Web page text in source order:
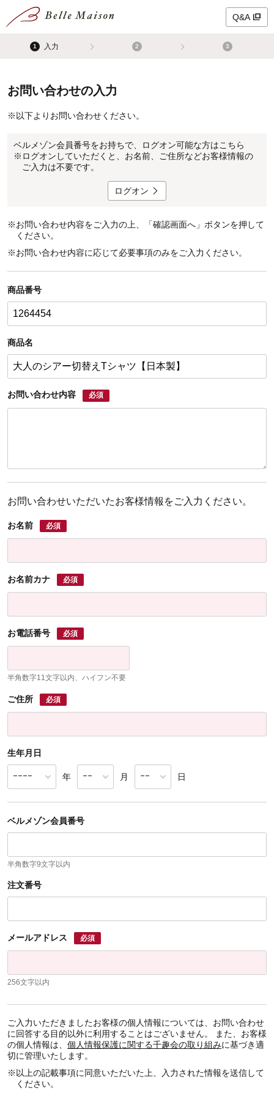
Q&A
1 入力 2 3
お問い合わせの入力
※ 以下よりお問い合わせください。
ベルメゾン会員番号をお持ちで、ログオン可能な方はこちら
※ ログオンしていただくと、お名前、ご住所などお客様情報の
ご入力は不要です。
ログオン
※お問い合わせ内容をご入力の上、「確認画面へ」ボタンを押して
ください。
※お問い合わせ内容に応じて必要事項のみをご入力ください。
商品番号
商品名
お問い合わせ内容 必須
お問い合わせいただいたお客様情報をご入力ください。
お名前 必須
お名前カナ 必須
お電話番号 必須
半角数字11文字以内、ハイフン不要
ご住所 必須
生年月日
年 月 日
ベルメゾン会員番号
半角数字9文字以内
注文番号
メールアドレス 必須
256文字以内
ご入力いただきましたお客様の個人情報については、お問い合わせ
に回答する目的以外に利用することはございません。 また、お客様
の個人情報は、 個人情報保護に関する千趣会の取り組みに基づき適
切に管理いたします。
※ 以上の記載事項に同意いただいた上、入力された情報を送信して
ください。